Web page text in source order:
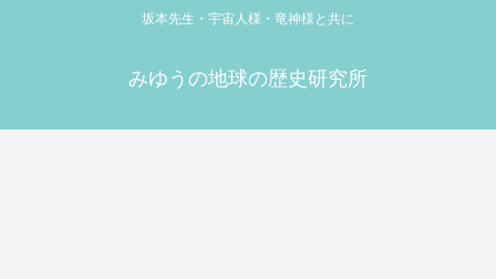
坂本先生・宇宙人様・竜神様と共に
みゆうの地球の歴史研究所